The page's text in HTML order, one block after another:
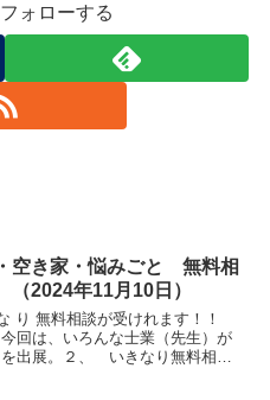
ォローする
空き家・悩みごと 無料相
2024年11月10日）
り 無料相談が受けれます！！
回は、いろんな士業（先生）が
出展。２、 いきなり無料相談